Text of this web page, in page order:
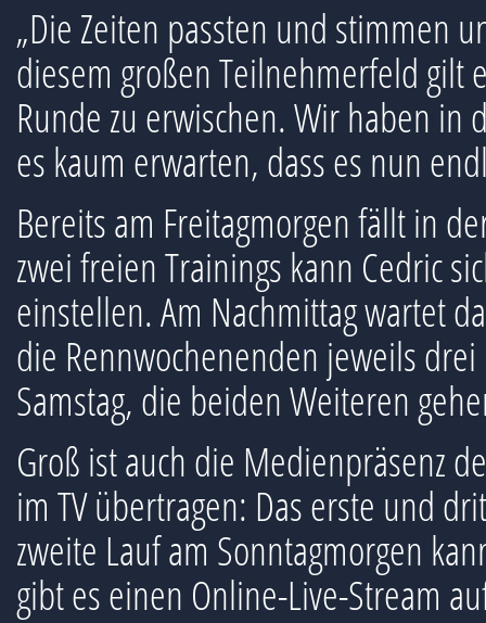
„Die Zeiten passten und stimmen
diesem großen Teilnehmerfeld gilt
Runde zu erwischen. Wir haben
es kaum erwarten, dass es nun
Bereits am Freitagmorgen fällt in
zwei freien Trainings kann Cedric
einstellen. Am Nachmittag wartet
die Rennwochenenden jeweils
Samstag, die beiden Weiteren
Groß ist auch die Medienpräsenz
im TV übertragen: Das erste und
zweite Lauf am Sonntagmorgen
gibt es einen Online-Live-Stream